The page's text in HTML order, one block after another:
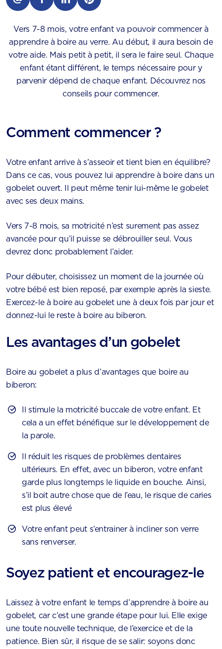
Vers 7-8 mois, votre enfant va pouvoir commencer à
apprendre à boire au verre. Au début, il aura besoin de
votre aide. Mais petit à petit, il sera le faire seul. Chaque
enfant étant différent, le temps nécessaire pour y
parvenir dépend de chaque enfant. Découvrez nos
conseils pour commencer.
Comment commencer ?
Votre enfant arrive à s’asseoir et tient bien en équilibre?
Dans ce cas, vous pouvez lui apprendre à boire dans un
gobelet ouvert. Il peut même tenir lui-même le gobelet
avec ses deux mains.
Vers 7-8 mois, sa motricité n’est surement pas assez
avancée pour qu’il puisse se débrouiller seul. Vous
devrez donc probablement l’aider.
Pour débuter, choisissez un moment de la journée où
votre bébé est bien reposé, par exemple après la sieste.
Exercez-le à boire au gobelet une à deux fois par jour et
donnez-lui le reste à boire au biberon.
Les avantages d’un gobelet
Boire au gobelet a plus d’avantages que boire au
biberon:
Il stimule la motricité buccale de votre enfant. Et
cela a un effet bénéfique sur le développement de
la parole.
Il réduit les risques de problèmes dentaires
ultérieurs. En effet, avec un biberon, votre enfant
garde plus longtemps le liquide en bouche. Ainsi,
s’il boit autre chose que de l’eau, le risque de caries
est plus élevé
Votre enfant peut s’entrainer à incliner son verre
sans renverser.
Soyez patient et encouragez-le
Laissez à votre enfant le temps d’apprendre à boire au
gobelet, car c’est une grande étape pour lui. Elle exige
une toute nouvelle technique, de l’exercice et de la
patience. Bien sûr, il risque de se salir: soyons donc